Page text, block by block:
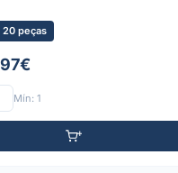
20 peças
Mín: 1